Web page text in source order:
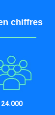
chiffres
24.000